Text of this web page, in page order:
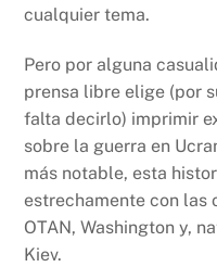
cualquier tema.
Pero por alguna
prensa libre elige (por
falta decirlo) imprimir
sobre la guerra en
más notable, esta
estrechamente con las
OTAN, Washington y,
Kiev.